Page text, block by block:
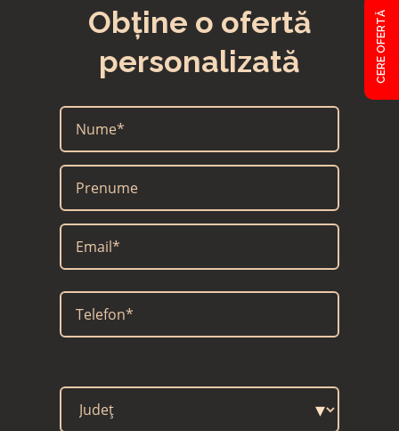
CERE OFERTĂ
Obține o ofertă
personalizată
▾